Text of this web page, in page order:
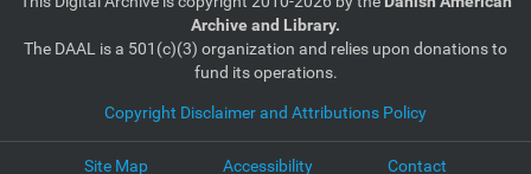
Archive and Library.
The DAAL is a 501(c)(3) organization and relies upon donations to
fund its operations.
Copyright Disclaimer and Attributions Policy
Site Map Accessibility Contact